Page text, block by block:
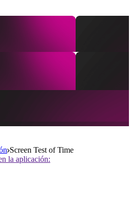
Screen Test of Time
la aplicación: